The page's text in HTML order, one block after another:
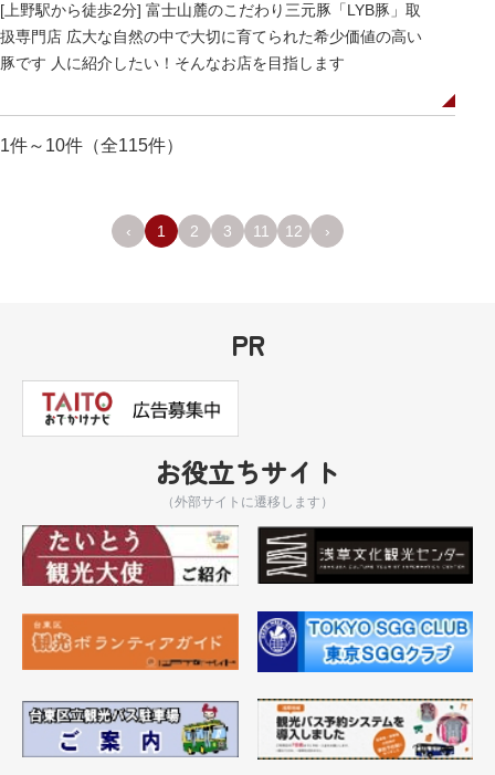
[上野駅から徒歩2分] 富士山麓のこだわり三元豚「LYB豚」取
扱専門店 広大な自然の中で大切に育てられた希少価値の高い
豚です 人に紹介したい！そんなお店を目指します
1件～10件（全115件）
‹ 1 2 3 11 12 ›
PR
お役立ちサイト
（外部サイトに遷移します）